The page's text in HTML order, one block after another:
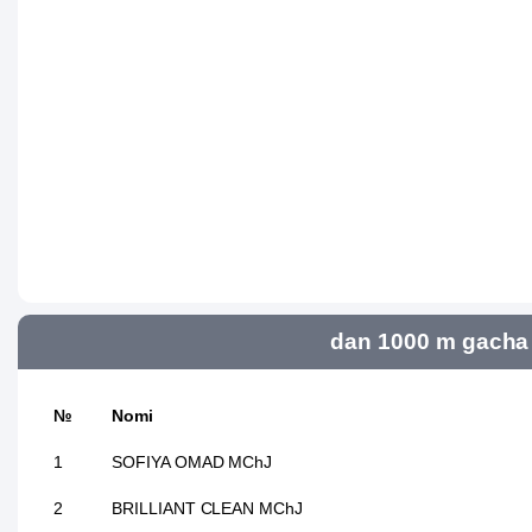
dan 1000 m
№ Nomi
1 SOFIYA OMAD MChJ
2 BRILLIANT CLEAN MChJ